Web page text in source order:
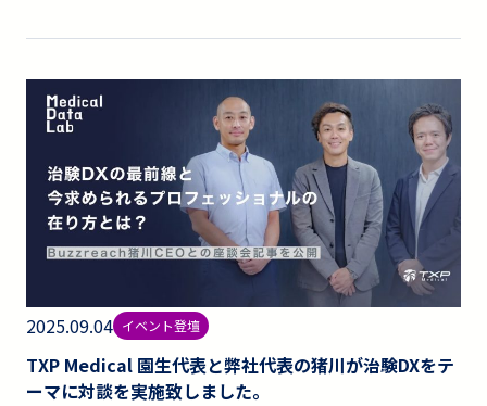
2025.09.04 イベント登壇
TXP Medical 園生代表と弊社代表の猪川が治験DXをテ
ーマに対談を実施致しました。